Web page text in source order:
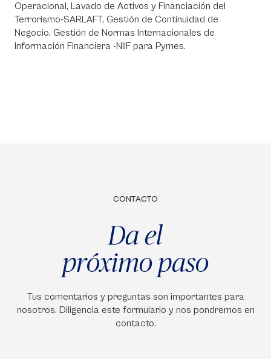
Operacional, Lavado de Activos y Financiación del
Terrorismo-SARLAFT, Gestión de Continuidad de
Negocio, Gestión de Normas Internacionales de
Información Financiera -NIIF para Pymes.
CONTACTO
Da el
próximo paso
Tus comentarios y preguntas son importantes para
nosotros. Diligencia este formulario y nos pondremos en
contacto.